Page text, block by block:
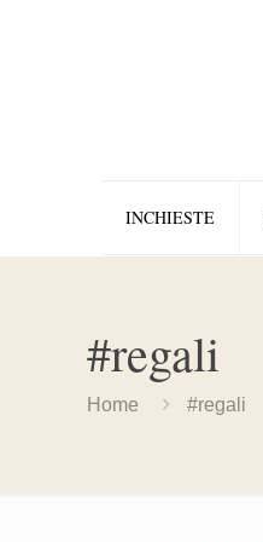
INCHIESTE
#regali
Home #regali